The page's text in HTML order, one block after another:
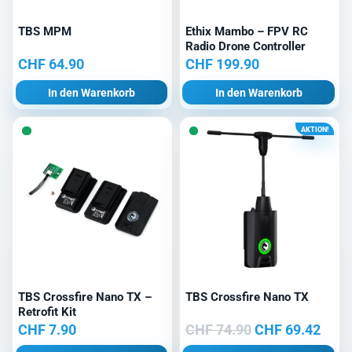
TBS MPM
CHF64.90
In den Warenkorb
Ethix Mambo – FPV RC
Radio Drone Controller
CHF199.90
In den Warenkorb
TBS Crossfire Nano TX –
Retrofit Kit
CHF7.90
AKTION!
TBS Crossfire Nano TX
CHF74.90 Ursprünglicher
Preis
CHF69.42